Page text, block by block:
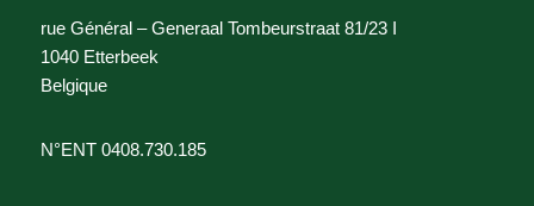
rue Général – Generaal Tombeurstraat 81/23 I
1040 Etterbeek
Belgique
N°ENT 0408.730.185